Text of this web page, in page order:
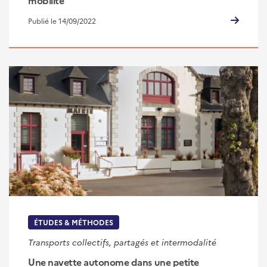
Publié le 14/09/2022
ÉTUDES & MÉTHODES
Transports collectifs, partagés et intermodalité
Une navette autonome dans une petite